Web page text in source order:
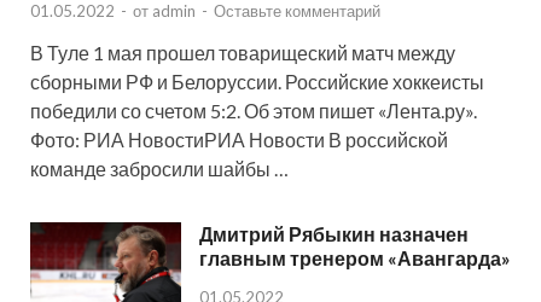
01.05.2022 - от admin - Оставьте комментарий
В Туле 1 мая прошел товарищеский матч между
сборными РФ и Белоруссии. Российские хоккеисты
победили со счетом 5:2. Об этом пишет «Лента.ру».
Фото: РИА НовостиРИА Новости В российской
команде забросили шайбы …
Дмитрий Рябыкин назначен
главным тренером «Авангарда»
01.05.2022